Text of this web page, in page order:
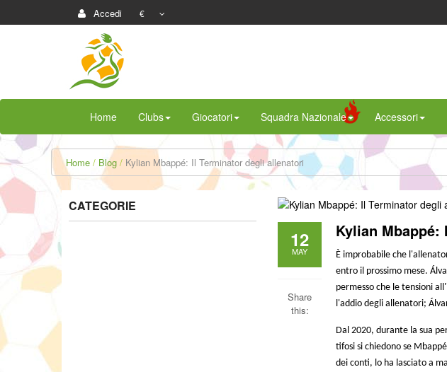
Accedi €
Home Clubs Giocatori Squadra Nazionale Accessori
Home Blog Kylian Mbappé: Il Terminator degli allenatori
CATEGORIE
12
MAY
Share
this:
Kylian
È improbabile che
entro il prossimo mese.
permesso che le tensioni
l'addio degli allenatori;
Dal 2020, durante la sua
tifosi si chiedono se
dei conti, lo ha lasciato a